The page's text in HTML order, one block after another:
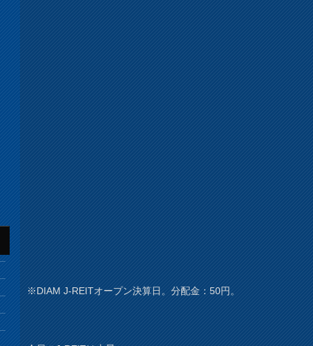
※DIAM J-REITオープン決算日。分配金：50円。